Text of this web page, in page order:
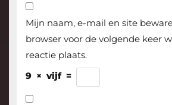
Mijn naam, e-mail en site
browser voor de volgende keer
reactie plaats.
9 × vijf =